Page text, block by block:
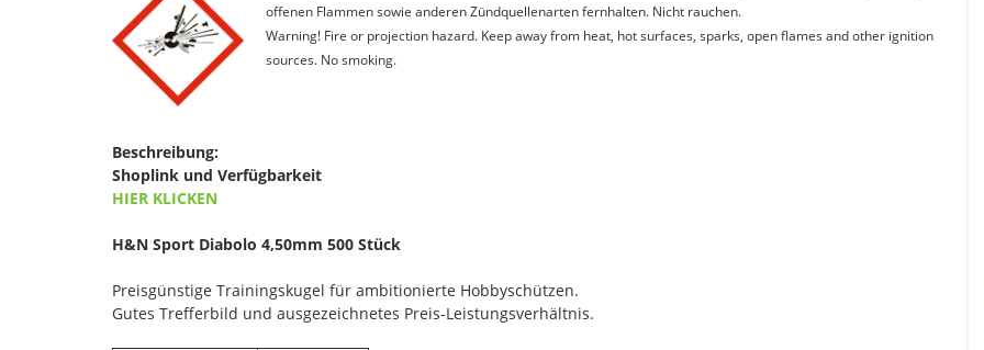
offenen Flammen sowie anderen Zündquellenarten fernhalten. Nicht rauchen.
Warning! Fire or projection hazard. Keep away from heat, hot surfaces, sparks, open flames and other ignition
sources. No smoking.
Beschreibung:
Shoplink und Verfügbarkeit
HIER KLICKEN
H&N Sport Diabolo 4,50mm 500 Stück
Preisgünstige Trainingskugel für ambitionierte Hobbyschützen.
Gutes Trefferbild und ausgezeichnetes Preis-Leistungsverhältnis.